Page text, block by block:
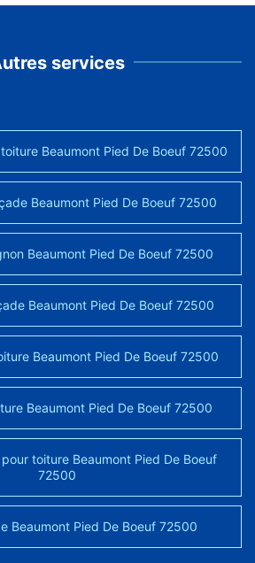
services
Beaumont Pied De Boeuf 72500
Beaumont Pied De Boeuf 72500
Beaumont Pied De Boeuf 72500
Beaumont Pied De Boeuf 72500
Beaumont Pied De Boeuf 72500
Beaumont Pied De Boeuf 72500
toiture Beaumont Pied De Boeuf
72500
Beaumont Pied De Boeuf 72500